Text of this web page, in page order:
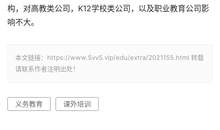
构，对高教类公司，K12学校类公司，以及职业教育公司影
响不大。
本文链接：https://www.5vv5.vip/edu/extra/2021155.html 转载
请联系作者注明出处！
义务教育 课外培训